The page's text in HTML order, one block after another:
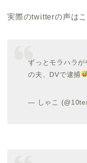
実際のtwitterの声はこ
ずっとモラハラ
の夫、DVで逮捕
— しゃこ